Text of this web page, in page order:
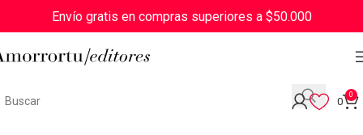
Envío gratis en compras superiores a $50.000
0
0